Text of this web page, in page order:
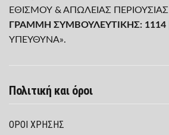
ΕΘΙΣΜΟΥ & ΑΠΩΛΕΙΑΣ ΠΕΡΙΟΥΣΙΑΣ |
ΓΡΑΜΜΗ ΣΥΜΒΟΥΛΕΥΤΙΚΗΣ: 1114
ΥΠΕΥΘΥΝΑ».
Πολιτική και όροι
ΌΡΟΙ ΧΡΉΣΗΣ